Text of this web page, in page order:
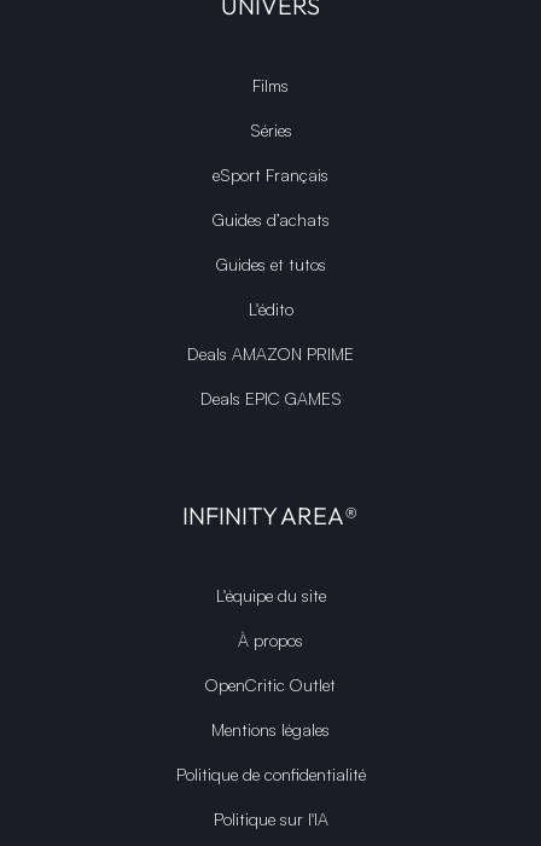
Films
Séries
eSport Français
Guides d’achats
Guides et tutos
L'édito
Deals AMAZON PRIME
Deals EPIC GAMES
INFINITY AREA®
L'équipe du site
À propos
OpenCritic Outlet
Mentions légales
Politique de confidentialité
Politique sur l'IA